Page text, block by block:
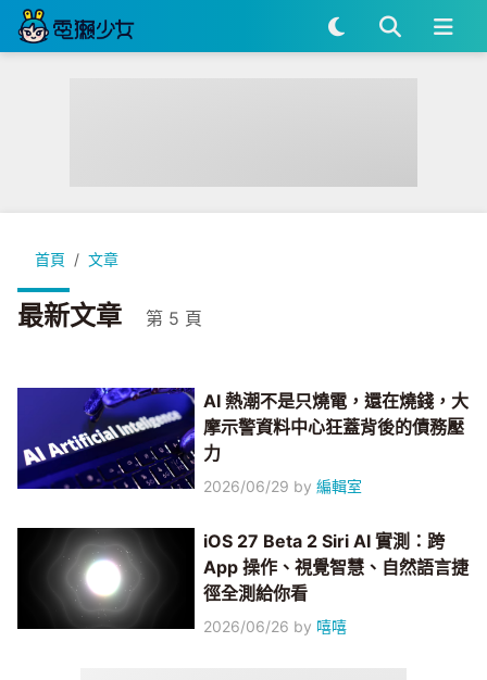
首頁 文章
最新文章 第 5 頁
AI 熱潮不是只燒電，還在燒錢，大
摩示警資料中心狂蓋背後的債務壓
力
2026/06/29 by編輯室
iOS 27 Beta 2 Siri AI 實測：跨
App 操作、視覺智慧、自然語言捷
徑全測給你看
2026/06/26 by 嘻嘻